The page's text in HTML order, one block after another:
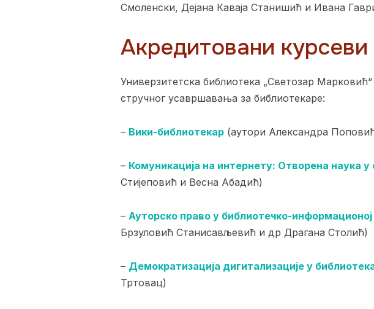
Смоленски, Дејана Каваја Станишић и Ивана
Акредитовани
Универзитетска библиотека „Светозар
стручног усавршавања за библиотекаре:
– Вики-библиотекар (аутори Александра
– Комуникација на интернету: Отворена наука
Стијеповић и Весна Абадић)
– Ауторско право у библиотечко-
Брзуловић Станисављевић и др Драгана Столић)
– Демократизација дигитализације у
Тртовац)